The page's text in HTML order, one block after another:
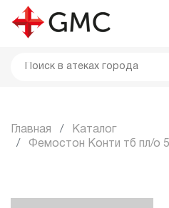
Главная
Каталог
Фемостон Конти тб пл/о